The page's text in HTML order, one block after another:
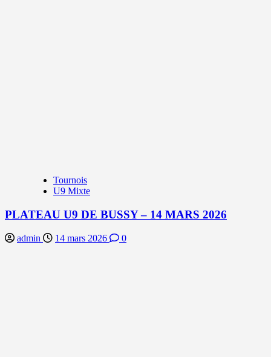
Tournois
U9 Mixte
PLATEAU U9 DE BUSSY – 14 MARS 2026
admin 14 mars 2026 0